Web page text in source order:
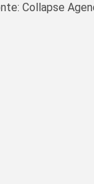
Collapse